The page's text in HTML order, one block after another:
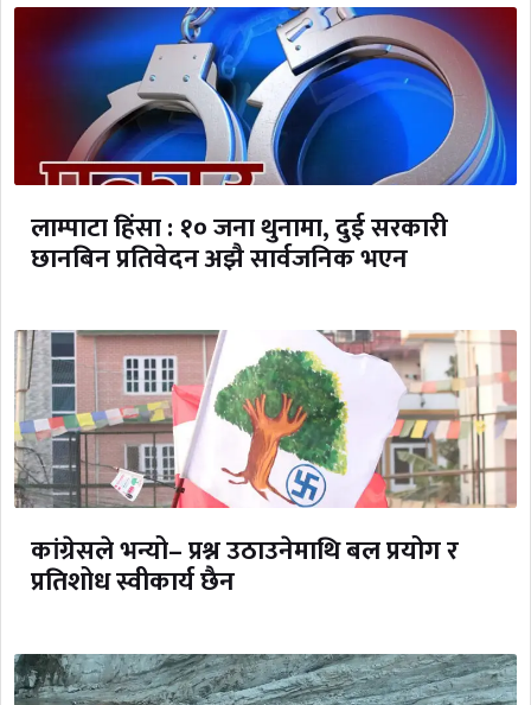
लाम्पाटा हिंसा : १० जना थुनामा, दुई सरकारी
छानबिन प्रतिवेदन अझै सार्वजनिक भएन
कांग्रेसले भन्यो– प्रश्न उठाउनेमाथि बल प्रयोग र
प्रतिशोध स्वीकार्य छैन